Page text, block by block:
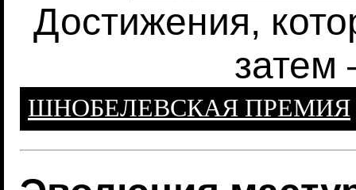
Достижения,
затем
ШНОБЕЛЕВСКАЯ ПРЕМИЯ